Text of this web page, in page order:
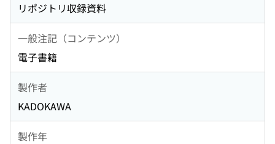
リポジトリ収録資料
一般注記（コンテンツ）
電子書籍
製作者
KADOKAWA
製作年